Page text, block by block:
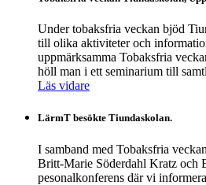
Under tobaksfria veckan bjöd
till olika aktiviteter och
uppmärksamma Tobaksfria
höll man i ett seminarium till
Läs vidare
LärmT besökte Tiundaskolan.
I samband med Tobaksfria
Britt-Marie Söderdahl Kratz och
pesonalkonferens där vi